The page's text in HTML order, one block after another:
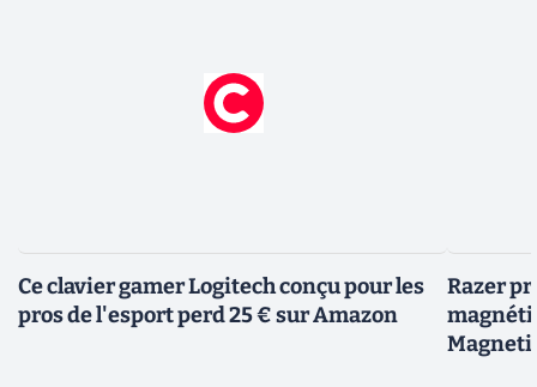
Ce clavier gamer Logitech conçu pour les
pros de l'esport perd 25 € sur Amazon
Razer